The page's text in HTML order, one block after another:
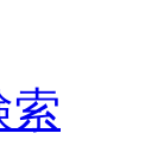
索